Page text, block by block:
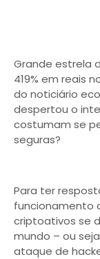
Grande estrela
419% em reais
do noticiário
despertou o
costumam se
seguras?
Para ter
funcionamento
criptoativos se
mundo – ou
ataque de